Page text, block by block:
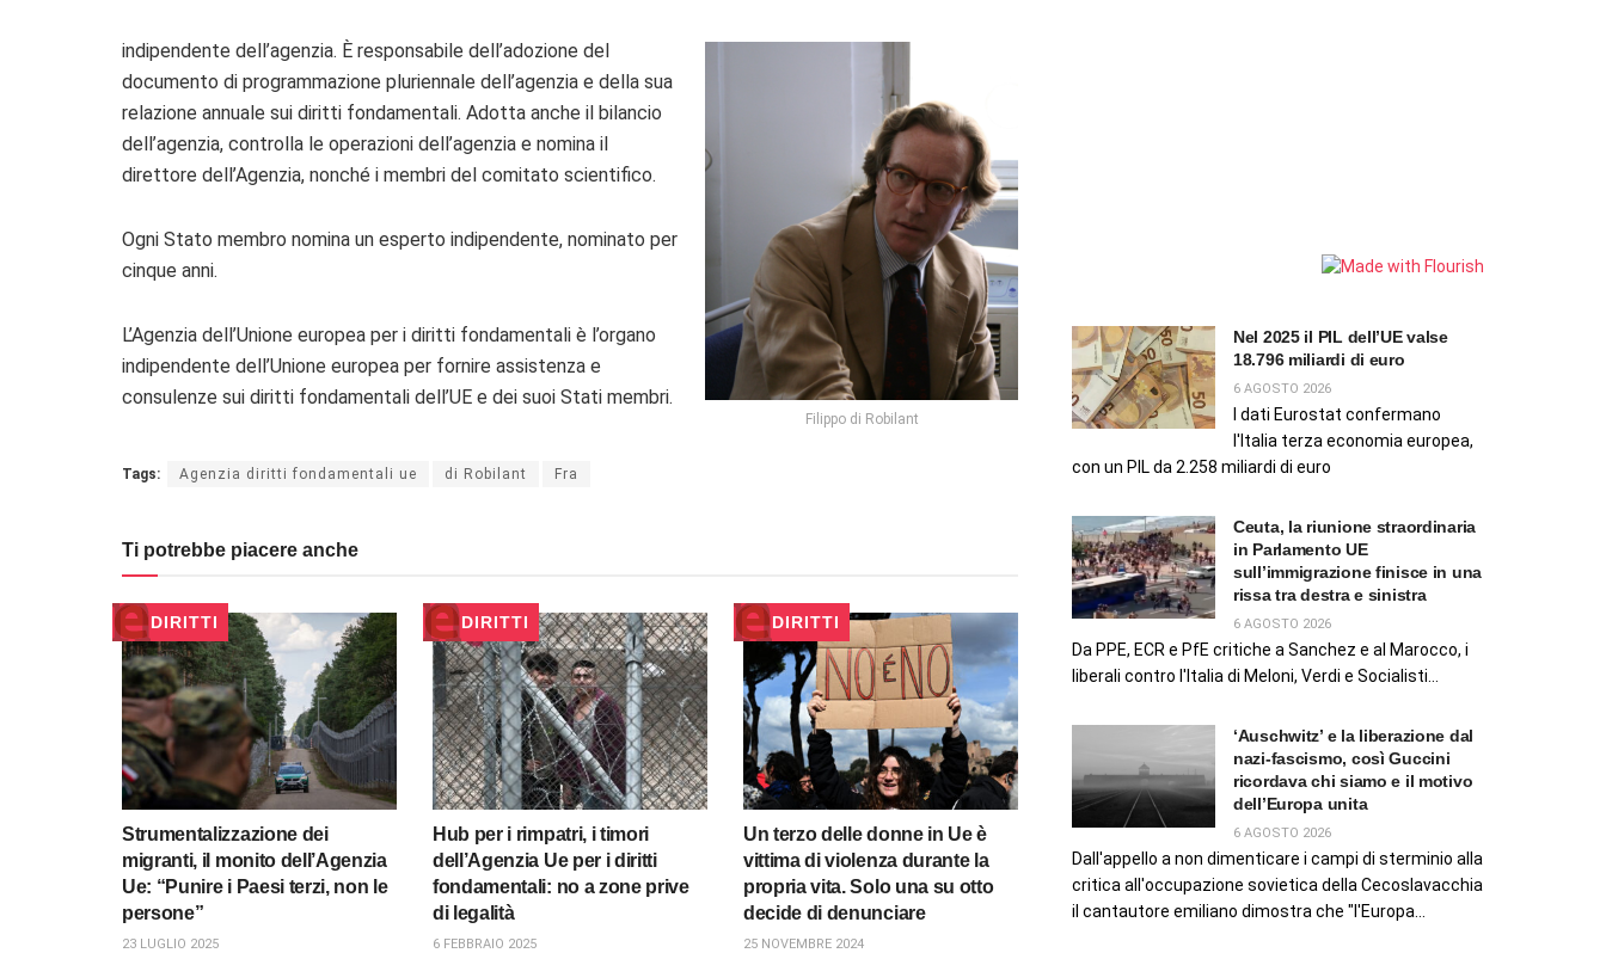
Filippo di Robilant
indipendente dell’agenzia. È responsabile dell’adozione del
documento di programmazione pluriennale dell’agenzia e della sua
relazione annuale sui diritti fondamentali. Adotta anche il bilancio
dell’agenzia, controlla le operazioni dell’agenzia e nomina il
direttore dell’Agenzia, nonché i membri del comitato scientifico.
Ogni Stato membro nomina un esperto indipendente, nominato per
cinque anni.
L’Agenzia dell’Unione europea per i diritti fondamentali è l’organo
indipendente dell’Unione europea per fornire assistenza e
consulenze sui diritti fondamentali dell’UE e dei suoi Stati membri.
Tags: Agenzia diritti fondamentali ue di Robilant Fra
Ti potrebbe piacere anche
DIRITTI
Strumentalizzazione dei
migranti, il monito dell’Agenzia
Ue: “Punire i Paesi terzi, non le
persone”
23 LUGLIO 2025
DIRITTI
Hub per i rimpatri, i timori
dell’Agenzia Ue per i diritti
fondamentali: no a zone prive
di legalità
6 FEBBRAIO 2025
DIRITTI
Un terzo delle donne in Ue è
vittima di violenza durante la
propria vita. Solo una su otto
decide di denunciare
25 NOVEMBRE 2024
Nel 2025 il PIL dell’UE valse
18.796 miliardi di euro
6 AGOSTO 2026
I dati Eurostat confermano
l'Italia terza economia europea,
con un PIL da 2.258 miliardi di euro
Ceuta, la riunione straordinaria
in Parlamento UE
sull’immigrazione finisce in una
rissa tra destra e sinistra
6 AGOSTO 2026
Da PPE, ECR e PfE critiche a Sanchez e al Marocco, i
liberali contro l'Italia di Meloni, Verdi e Socialisti...
‘Auschwitz’ e la liberazione dal
nazi-fascismo, così Guccini
ricordava chi siamo e il motivo
dell’Europa unita
6 AGOSTO 2026
Dall'appello a non dimenticare i campi di sterminio alla
critica all'occupazione sovietica della Cecoslavacchia
il cantautore emiliano dimostra che "l'Europa...